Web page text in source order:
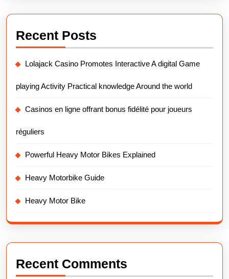
Recent Posts
Lolajack Casino Promotes Interactive A digital Game
playing Activity Practical knowledge Around the world
Casinos en ligne offrant bonus fidélité pour joueurs
réguliers
Powerful Heavy Motor Bikes Explained
Heavy Motorbike Guide
Heavy Motor Bike
Recent Comments